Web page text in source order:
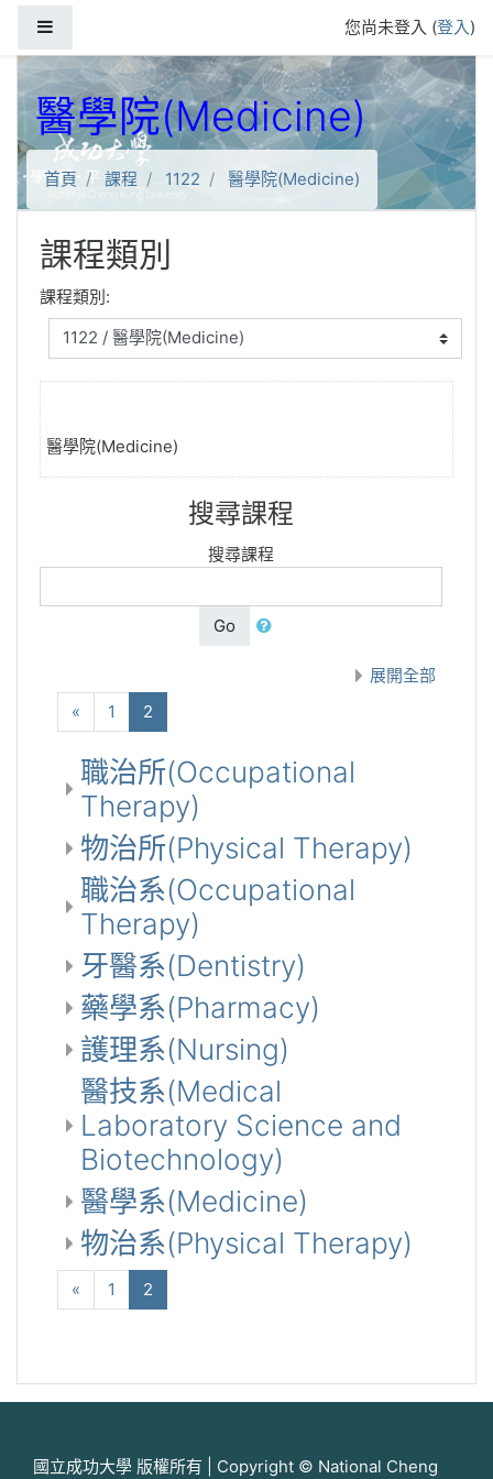
您尚未登入 (登入)
醫學院(Medicine)
首頁 課程 1122 醫學院(Medicine)
課程類別
課程類別:
醫學院(Medicine)
搜尋課程
搜尋課程
Go
展開全部
« 向前1 2
職治所(Occupational
Therapy)
物治所(Physical Therapy)
職治系(Occupational
Therapy)
牙醫系(Dentistry)
藥學系(Pharmacy)
護理系(Nursing)
醫技系(Medical
Laboratory Science and
Biotechnology)
醫學系(Medicine)
物治系(Physical Therapy)
« 向前1 2
國立成功大學 版權所有 | Copyright © National Cheng